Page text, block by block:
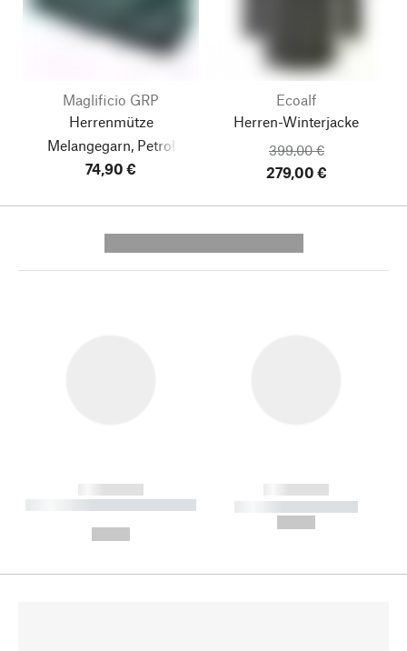
Maglificio GRP
Herrenmütze
Melangegarn, Petrol
74,90 €
Ecoalf
Herren-Winterjacke
399,00 €
279,00 €
------------
----------- ----------- --------
------------
----------- -----------